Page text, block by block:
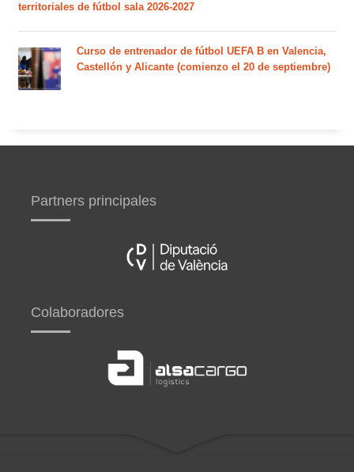
territoriales de fútbol sala 2026-2027
Curso de entrenador de fútbol UEFA B en Valencia,
Castellón y Alicante (comienzo el 20 de septiembre)
Partners principales
Colaboradores